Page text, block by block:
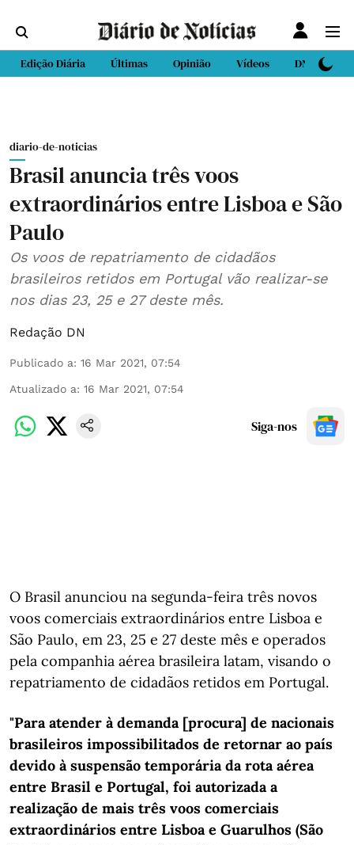
Edição Diária Últimas Opinião Vídeos DN Sport
diario-de-noticias
Brasil anuncia três voos
extraordinários entre Lisboa e São
Paulo
Os voos de repatriamento de cidadãos
brasileiros retidos em Portugal vão realizar-se
nos dias 23, 25 e 27 deste mês.
Redação DN
Publicado a: 16 Mar 2021, 07:54
Atualizado a: 16 Mar 2021, 07:54
Siga-nos
O Brasil anunciou na segunda-feira três novos
voos comerciais extraordinários entre Lisboa e
São Paulo, em 23, 25 e 27 deste mês e operados
pela companhia aérea brasileira latam, visando o
repatriamento de cidadãos retidos em Portugal.
"Para atender à demanda [procura] de nacionais
brasileiros impossibilitados de retornar ao país
devido à suspensão temporária da rota aérea
entre Brasil e Portugal, foi autorizada a
realização de mais três voos comerciais
extraordinários entre Lisboa e Guarulhos (São